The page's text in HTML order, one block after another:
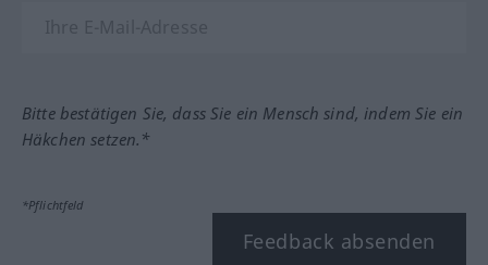
Bitte bestätigen Sie, dass Sie ein Mensch sind, indem Sie ein
Häkchen setzen.*
*Pflichtfeld
Feedback absenden